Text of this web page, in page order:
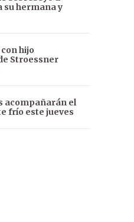
su hermana y
hijo
Stroessner
acompañarán el
frío este jueves